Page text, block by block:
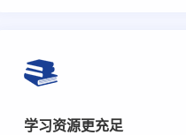
学习资源更充足